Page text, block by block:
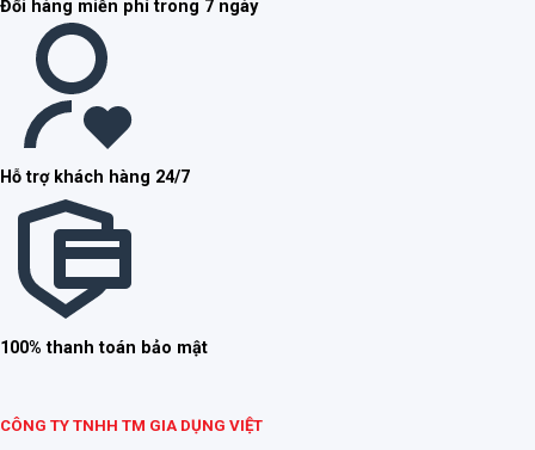
Đổi hàng miễn phí trong 7 ngày
Hỗ trợ khách hàng 24/7
100% thanh toán bảo mật
CÔNG TY TNHH TM GIA DỤNG VIỆT